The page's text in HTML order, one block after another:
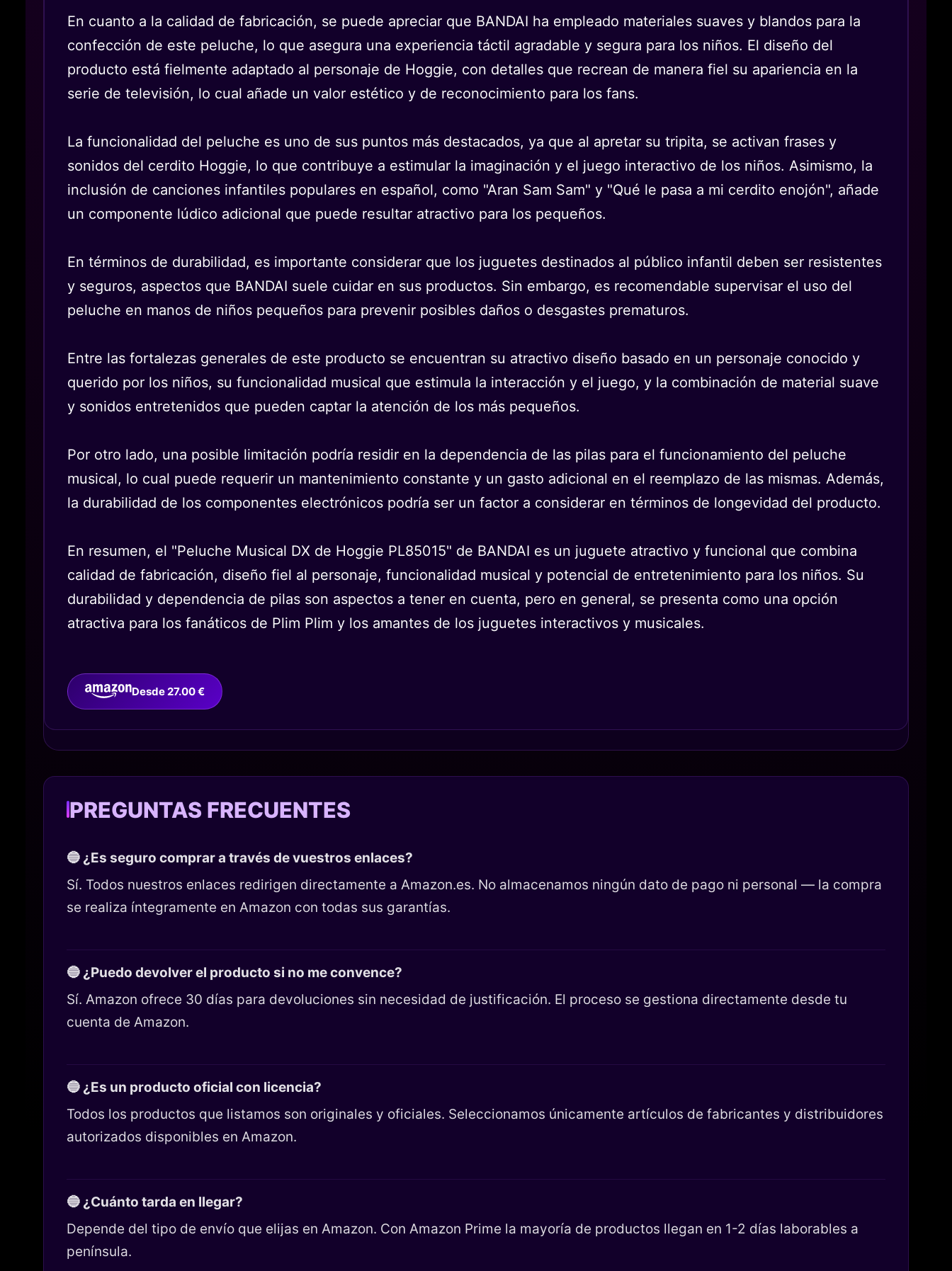
En cuanto a la calidad de fabricación, se puede apreciar que BANDAI ha empleado materiales suaves y blandos para la
confección de este peluche, lo que asegura una experiencia táctil agradable y segura para los niños. El diseño del
producto está fielmente adaptado al personaje de Hoggie, con detalles que recrean de manera fiel su apariencia en la
serie de televisión, lo cual añade un valor estético y de reconocimiento para los fans.
La funcionalidad del peluche es uno de sus puntos más destacados, ya que al apretar su tripita, se activan frases y
sonidos del cerdito Hoggie, lo que contribuye a estimular la imaginación y el juego interactivo de los niños. Asimismo, la
inclusión de canciones infantiles populares en español, como "Aran Sam Sam" y "Qué le pasa a mi cerdito enojón", añade
un componente lúdico adicional que puede resultar atractivo para los pequeños.
En términos de durabilidad, es importante considerar que los juguetes destinados al público infantil deben ser resistentes
y seguros, aspectos que BANDAI suele cuidar en sus productos. Sin embargo, es recomendable supervisar el uso del
peluche en manos de niños pequeños para prevenir posibles daños o desgastes prematuros.
Entre las fortalezas generales de este producto se encuentran su atractivo diseño basado en un personaje conocido y
querido por los niños, su funcionalidad musical que estimula la interacción y el juego, y la combinación de material suave
y sonidos entretenidos que pueden captar la atención de los más pequeños.
Por otro lado, una posible limitación podría residir en la dependencia de las pilas para el funcionamiento del peluche
musical, lo cual puede requerir un mantenimiento constante y un gasto adicional en el reemplazo de las mismas. Además,
la durabilidad de los componentes electrónicos podría ser un factor a considerar en términos de longevidad del producto.
En resumen, el "Peluche Musical DX de Hoggie PL85015" de BANDAI es un juguete atractivo y funcional que combina
calidad de fabricación, diseño fiel al personaje, funcionalidad musical y potencial de entretenimiento para los niños. Su
durabilidad y dependencia de pilas son aspectos a tener en cuenta, pero en general, se presenta como una opción
atractiva para los fanáticos de Plim Plim y los amantes de los juguetes interactivos y musicales.
Desde 27.00 €
PREGUNTAS FRECUENTES
🔵 ¿Es seguro comprar a través de vuestros enlaces?
Sí. Todos nuestros enlaces redirigen directamente a Amazon.es. No almacenamos ningún dato de pago ni personal — la compra
se realiza íntegramente en Amazon con todas sus garantías.
🔵 ¿Puedo devolver el producto si no me convence?
Sí. Amazon ofrece 30 días para devoluciones sin necesidad de justificación. El proceso se gestiona directamente desde tu
cuenta de Amazon.
🔵 ¿Es un producto oficial con licencia?
Todos los productos que listamos son originales y oficiales. Seleccionamos únicamente artículos de fabricantes y distribuidores
autorizados disponibles en Amazon.
🔵 ¿Cuánto tarda en llegar?
Depende del tipo de envío que elijas en Amazon. Con Amazon Prime la mayoría de productos llegan en 1-2 días laborables a
península.